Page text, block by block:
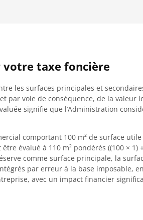
votre taxe foncière
les surfaces principales et
par voie de conséquence, de la valeur
signifie que l’Administration
comportant 100 m² de surface
évalué à 110 m² pondérés ((100 × 1)
comme surface principale, la
par erreur à la base imposable,
avec un impact financier